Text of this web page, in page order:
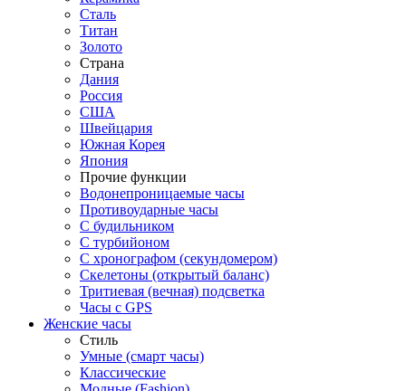
Сталь
Титан
Золото
Страна
Дания
Россия
США
Швейцария
Южная Корея
Япония
Прочие функции
Водонепроницаемые часы
Противоударные часы
С будильником
С турбийоном
С хронографом (секундомером)
Скелетоны (открытый баланс)
Тритиевая (вечная) подсветка
Часы с GPS
Женские часы
Стиль
Умные (смарт часы)
Классические